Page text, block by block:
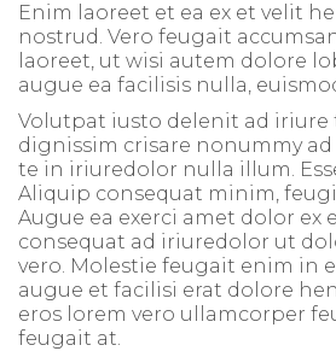
Enim laoreet et ea ex et velit
nostrud. Vero feugait
laoreet, ut wisi autem dolore
augue ea facilisis nulla,
Volutpat iusto delenit ad
dignissim crisare nonummy ad
te in iriuredolor nulla illum.
Aliquip consequat minim,
Augue ea exerci amet dolor ex
consequat ad iriuredolor ut
vero. Molestie feugait enim in
augue et facilisi erat dolore
eros lorem vero ullamcorper
feugait at.